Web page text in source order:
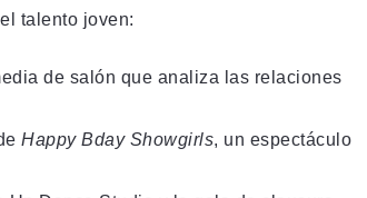
talento joven:
de salón que analiza las relaciones
Happy Bday Showgirls, un espectáculo